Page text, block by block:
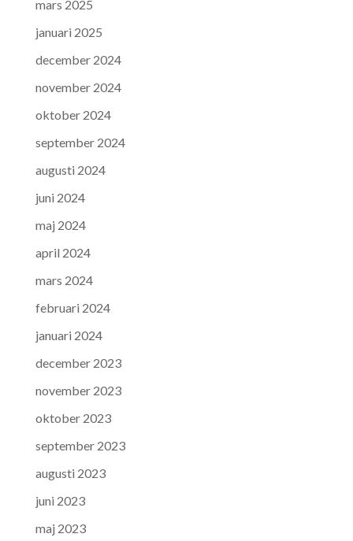
mars 2025
januari 2025
december 2024
november 2024
oktober 2024
september 2024
augusti 2024
juni 2024
maj 2024
april 2024
mars 2024
februari 2024
januari 2024
december 2023
november 2023
oktober 2023
september 2023
augusti 2023
juni 2023
maj 2023